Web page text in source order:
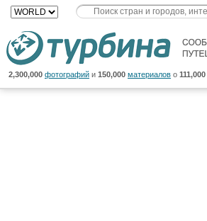
2,300,000 фотографий и 150,000 материалов о 111,000